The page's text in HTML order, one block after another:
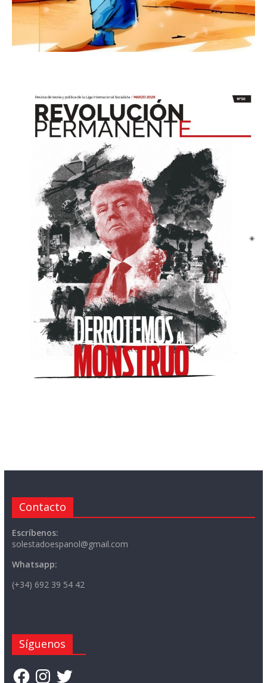
Contacto
Escríbenos:
solestadoespanol@gmail.com
Whatsapp:
(+34) 692 39 54 42
Síguenos
FacebookInstagram
Twitter